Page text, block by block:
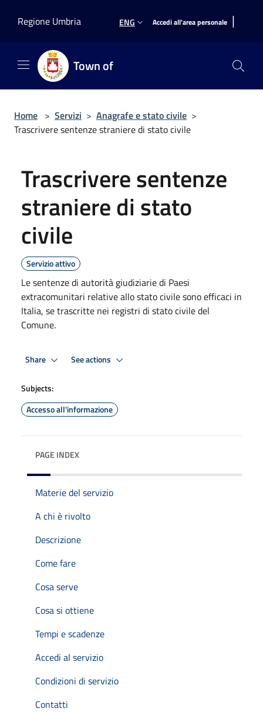
Regione Umbria
ENG Accedi all'area personale |
Town of
Home > Servizi > Anagrafe e stato civile >
Trascrivere sentenze straniere di stato civile
Trascrivere sentenze
straniere di stato
civile
Servizio attivo
Le sentenze di autorità giudiziarie di Paesi
extracomunitari relative allo stato civile sono efficaci in
Italia, se trascritte nei registri di stato civile del
Comune.
Share See actions
Subjects:
Accesso all'informazione
PAGE INDEX
Materie del servizio
A chi è rivolto
Descrizione
Come fare
Cosa serve
Cosa si ottiene
Tempi e scadenze
Accedi al servizio
Condizioni di servizio
Contatti